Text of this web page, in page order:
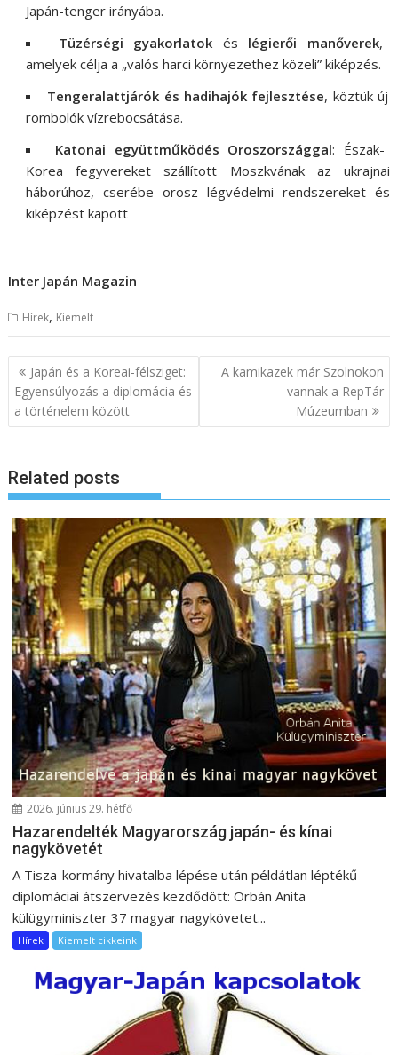
Japán-tenger irányába.
Tüzérségi gyakorlatok és légierői manőverek,
amelyek célja a „valós harci környezethez közeli” kiképzés.
Tengeralattjárók és hadihajók fejlesztése, köztük új
rombolók vízrebocsátása.
Katonai együttműködés Oroszországgal: Észak-
Korea fegyvereket szállított Moszkvának az ukrajnai
háborúhoz, cserébe orosz légvédelmi rendszereket és
kiképzést kapott
Inter Japán Magazin
Hírek, Kiemelt
B
e
g
y
é
s
n
a
v
i
g
c
ó
Japán és a Koreai-félsziget:
Egyensúlyozás a diplomácia és
a történelem között
A kamikazek már Szolnokon
vannak a RepTár
Múzeumban
Related posts
2026. június 29. hétfő
Hazarendelték Magyarország japán- és kínai
nagykövetét
A Tisza-kormány hivatalba lépése után példátlan léptékű
diplomáciai átszervezés kezdődött: Orbán Anita
külügyminiszter 37 magyar nagykövetet...
Hírek Kiemelt cikkeink